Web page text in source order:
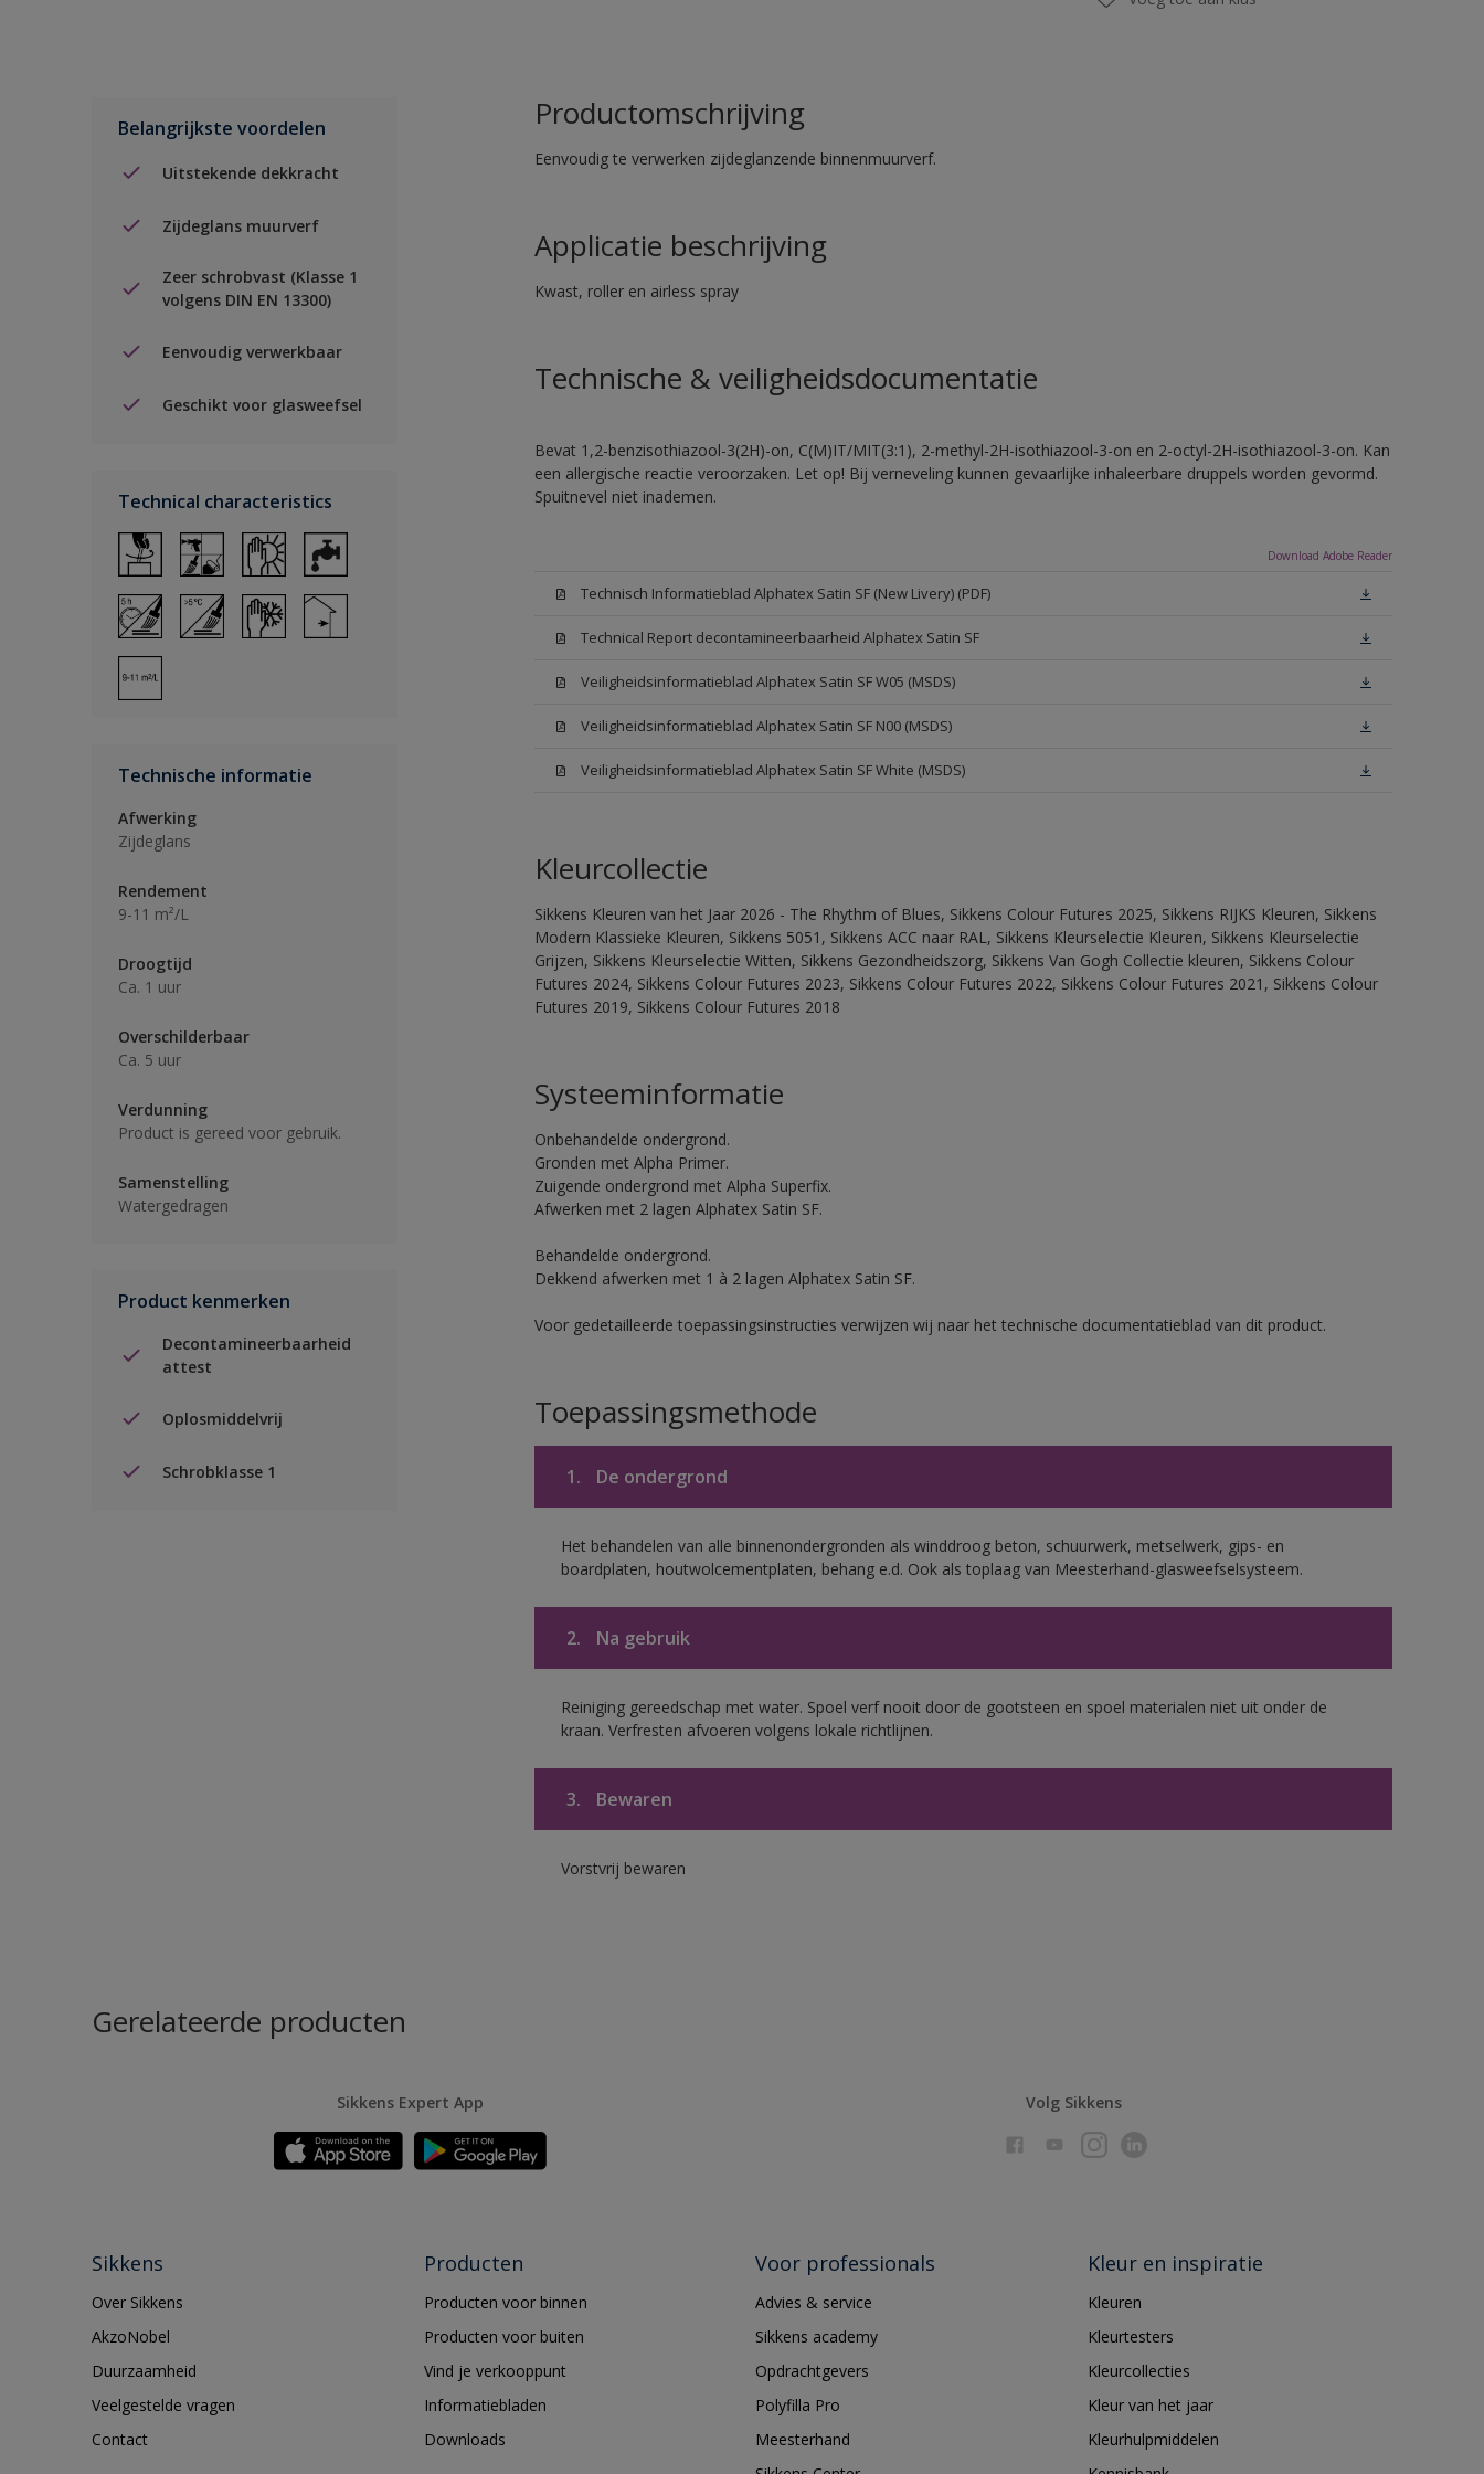
Belangrijkste voordelen
Uitstekende dekkracht
Zijdeglans muurverf
Zeer schrobvast (Klasse 1
volgens DIN EN 13300)
Eenvoudig verwerkbaar
Geschikt voor glasweefsel
Technical characteristics
Technische informatie
Afwerking
Zijdeglans
Rendement
9-11 m²/L
Droogtijd
Ca. 1 uur
Overschilderbaar
Ca. 5 uur
Verdunning
Product is gereed voor gebruik.
Samenstelling
Watergedragen
Product kenmerken
Decontamineerbaarheid
attest
Oplosmiddelvrij
Schrobklasse 1
Productomschrijving
Eenvoudig te verwerken zijdeglanzende binnenmuurverf.
Applicatie beschrijving
Kwast, roller en airless spray
Technische & veiligheidsdocumentatie
Bevat 1,2-benzisothiazool-3(2H)-on, C(M)IT/MIT(3:1), 2-methyl-2H-isothiazool-3-on en 2-octyl-2H-isothiazool-3-on. Kan
een allergische reactie veroorzaken. Let op! Bij verneveling kunnen gevaarlijke inhaleerbare druppels worden gevormd.
Spuitnevel niet inademen.
Download Adobe Reader
Technisch Informatieblad Alphatex Satin SF (New Livery) (PDF)
Technical Report decontamineerbaarheid Alphatex Satin SF
Veiligheidsinformatieblad Alphatex Satin SF W05 (MSDS)
Veiligheidsinformatieblad Alphatex Satin SF N00 (MSDS)
Veiligheidsinformatieblad Alphatex Satin SF White (MSDS)
Kleurcollectie
Sikkens Kleuren van het Jaar 2026 - The Rhythm of Blues, Sikkens Colour Futures 2025, Sikkens RIJKS Kleuren, Sikkens
Modern Klassieke Kleuren, Sikkens 5051, Sikkens ACC naar RAL, Sikkens Kleurselectie Kleuren, Sikkens Kleurselectie
Grijzen, Sikkens Kleurselectie Witten, Sikkens Gezondheidszorg, Sikkens Van Gogh Collectie kleuren, Sikkens Colour
Futures 2024, Sikkens Colour Futures 2023, Sikkens Colour Futures 2022, Sikkens Colour Futures 2021, Sikkens Colour
Futures 2019, Sikkens Colour Futures 2018
Systeeminformatie
Onbehandelde ondergrond.
Gronden met Alpha Primer.
Zuigende ondergrond met Alpha Superfix.
Afwerken met 2 lagen Alphatex Satin SF.
Behandelde ondergrond.
Dekkend afwerken met 1 à 2 lagen Alphatex Satin SF.
Voor gedetailleerde toepassingsinstructies verwijzen wij naar het technische documentatieblad van dit product.
Toepassingsmethode
1. De ondergrond
Het behandelen van alle binnenondergronden als winddroog beton, schuurwerk, metselwerk, gips- en
boardplaten, houtwolcementplaten, behang e.d. Ook als toplaag van Meesterhand-glasweefselsysteem.
2. Na gebruik
Reiniging gereedschap met water. Spoel verf nooit door de gootsteen en spoel materialen niet uit onder de
kraan. Verfresten afvoeren volgens lokale richtlijnen.
3. Bewaren
Vorstvrij bewaren
Gerelateerde producten
Sikkens Expert App Volg Sikkens
Sikkens
Over Sikkens
AkzoNobel
Duurzaamheid
Veelgestelde vragen
Contact
Producten
Producten voor binnen
Producten voor buiten
Vind je verkooppunt
Informatiebladen
Downloads
Voor professionals
Advies & service
Sikkens academy
Opdrachtgevers
Polyfilla Pro
Meesterhand
Kleur en inspiratie
Kleuren
Kleurtesters
Kleurcollecties
Kleur van het jaar
Kleurhulpmiddelen